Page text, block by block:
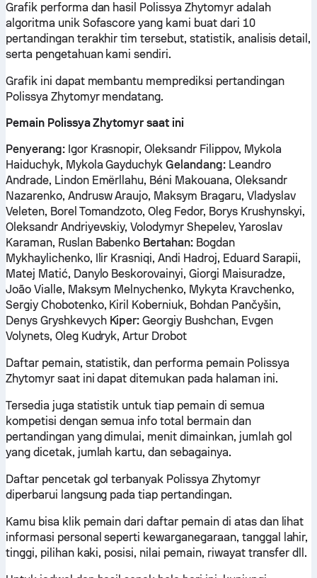
Grafik performa dan hasil Polissya Zhytomyr adalah
algoritma unik Sofascore yang kami buat dari 10
pertandingan terakhir tim tersebut, statistik, analisis detail,
serta pengetahuan kami sendiri.
Grafik ini dapat membantu memprediksi pertandingan
Polissya Zhytomyr mendatang.
Pemain Polissya Zhytomyr saat ini
Penyerang:Igor Krasnopir, Oleksandr Filippov, Mykola
Haiduchyk, Mykola GayduchykGelandang:Leandro
Andrade, Lindon Emërllahu, Béni Makouana, Oleksandr
Nazarenko, Andrusw Araujo, Maksym Bragaru, Vladyslav
Veleten, Borel Tomandzoto, Oleg Fedor, Borys Krushynskyi,
Oleksandr Andriyevskiy, Volodymyr Shepelev, Yaroslav
Karaman, Ruslan Babenko Bertahan: Bogdan
Mykhaylichenko, Ilir Krasniqi, Andi Hadroj, Eduard Sarapii,
Matej Matić, Danylo Beskorovainyi, Giorgi Maisuradze,
João Vialle, Maksym Melnychenko, Mykyta Kravchenko,
Sergiy Chobotenko, Kiril Koberniuk, Bohdan Pančyšin,
Denys Gryshkevych Kiper: Georgiy Bushchan, Evgen
Volynets, Oleg Kudryk, Artur Drobot
Daftar pemain, statistik, dan performa pemain Polissya
Zhytomyr saat ini dapat ditemukan pada halaman ini.
Tersedia juga statistik untuk tiap pemain di semua
kompetisi dengan semua info total bermain dan
pertandingan yang dimulai, menit dimainkan, jumlah gol
yang dicetak, jumlah kartu, dan sebagainya.
Daftar pencetak gol terbanyak Polissya Zhytomyr
diperbarui langsung pada tiap pertandingan.
Kamu bisa klik pemain dari daftar pemain di atas dan lihat
informasi personal seperti kewarganegaraan, tanggal lahir,
tinggi, pilihan kaki, posisi, nilai pemain, riwayat transfer dll.